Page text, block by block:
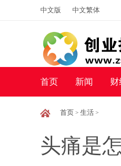
中文版 中文繁体
首页 新闻 财
首页 > 生活 >
头痛是